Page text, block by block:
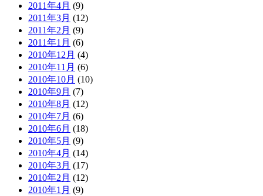
2011年4月 (9)
2011年3月 (12)
2011年2月 (9)
2011年1月 (6)
2010年12月 (4)
2010年11月 (6)
2010年10月 (10)
2010年9月 (7)
2010年8月 (12)
2010年7月 (6)
2010年6月 (18)
2010年5月 (9)
2010年4月 (14)
2010年3月 (17)
2010年2月 (12)
2010年1月 (9)